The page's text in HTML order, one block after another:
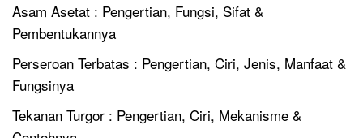
Asam Asetat : Pengertian, Fungsi, Sifat &
Pembentukannya
Perseroan Terbatas : Pengertian, Ciri, Jenis, Manfaat &
Fungsinya
Tekanan Turgor : Pengertian, Ciri, Mekanisme &